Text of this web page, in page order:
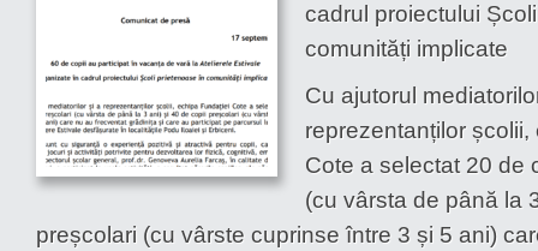
septembrie
cadrul proiectului
comunități implicate
Cu ajutorul
reprezentanților
Cote a selectat 20 de
(cu vârsta de până la
preșcolari (cu vârste cuprinse între 3 și 5 ani)